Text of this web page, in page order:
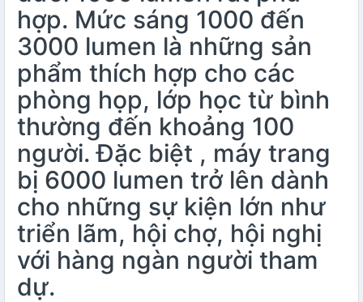
hợp. Mức sáng 1000 đến
3000 lumen là những sản
phẩm thích hợp cho các
phòng họp, lớp học từ bình
thường đến khoảng 100
người. Đặc biệt , máy trang
bị 6000 lumen trở lên dành
cho những sự kiện lớn như
triển lãm, hội chợ, hội nghị
với hàng ngàn người tham
dự.